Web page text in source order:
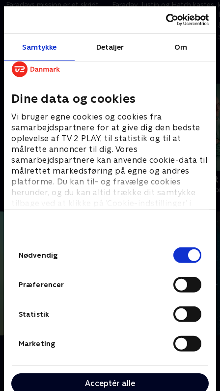
Samtykke Detaljer Om
Dine data og cookies
Vi bruger egne cookies og cookies fra
samarbejdspartnere for at give dig den bedste
oplevelse af TV 2 PLAY, til statistik og til at
målrette annoncer til dig. Vores
samarbejdspartnere kan anvende cookie-data til
målrettet markedsføring på egne og andres
platforme. Du kan til- og fravælge cookies
herunder, og du kan altid trække dit samtykke
tilbage ved at klikke på ’Cookie-indstillinger’ i
Nødvendig
Præferencer
Statistik
Marketing
Acceptér alle
Faradays mission er et skridt
slutter sig til dem, og de tager
Faraday, Justin og Hatch kastes
ind i den nådesløse big tech-
branche. Hatch og hans søster
finder sammen igen efter flere
Andre så også
Happy fucking Pride
Drama • 1 sæsoner
Fake Patient
Drama • 1
Om The Man Who Fell To Earth
lære at blive menneske og finde kvinden, der kan
hjælpe med at redde hans art. Sammen finder de ud